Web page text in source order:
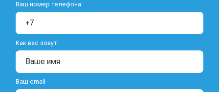
Ваш номер телефона
Как вас зовут
Ваш email